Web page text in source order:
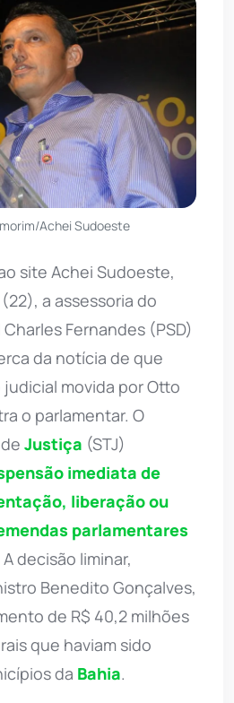
Achei Sudoeste
site Achei Sudoeste,
a assessoria do
Fernandes (PSD)
da notícia de que
movida por Otto
o parlamentar. O
Justiça (STJ)
imediata de
liberação ou
parlamentares
A decisão liminar,
Benedito Gonçalves,
de R$ 40,2 milhões
que haviam sido
da Bahia.